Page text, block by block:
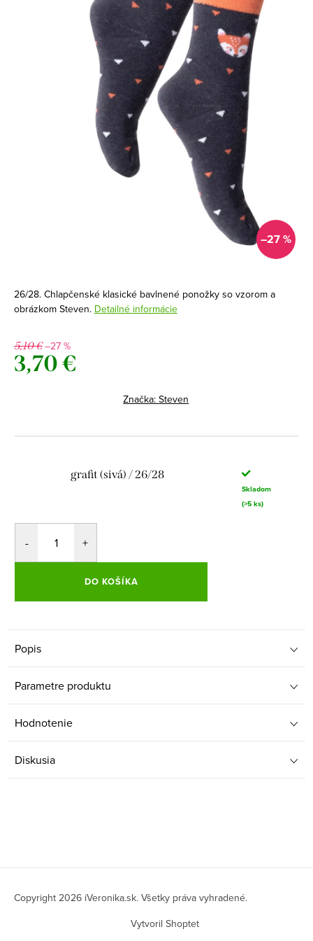
–27 %
26/28. Chlapčenské klasické bavlnené ponožky so vzorom a
obrázkom Steven. Detailné informácie
5,10 €–27 %
3,70 €
Značka:Steven
grafit (sivá) / 26/28
Skladom
(>5 ks)
DO KOŠÍKA
Popis
Parametre produktu
Hodnotenie
Diskusia
Vytvoril Shoptet
Copyright 2026 iVeronika.sk. Všetky práva vyhradené.